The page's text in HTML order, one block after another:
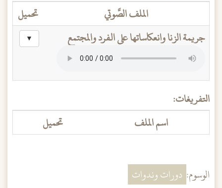
الملف الصَّوتي
تحميل
جريمة الزنا وانعكاساتها على الفرد والمجتمع
▼
التفريغات:
اسم الملف
تحميل
الوسوم: دورات وندوات